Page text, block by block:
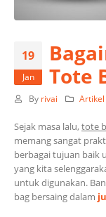
19
Jan
Tote
By rivai Artikel
Sejak masa lalu,tote
memang sangat
berbagai tujuan baik
yang kita
untuk digunakan.
bag bersaing dalam